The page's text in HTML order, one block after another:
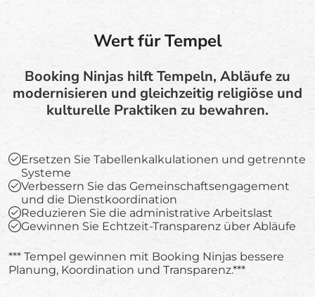
Wert für Tempel
Booking Ninjas hilft Tempeln, Abläufe zu
modernisieren und gleichzeitig religiöse und
kulturelle Praktiken zu bewahren.
Ersetzen Sie Tabellenkalkulationen und getrennte
Systeme
Verbessern Sie das Gemeinschaftsengagement
und die Dienstkoordination
Reduzieren Sie die administrative Arbeitslast
Gewinnen Sie Echtzeit-Transparenz über Abläufe
*** Tempel gewinnen mit Booking Ninjas bessere
Planung, Koordination und Transparenz.***